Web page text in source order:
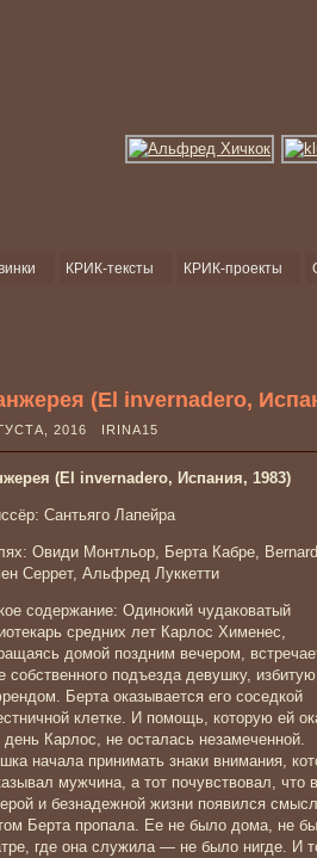
КРИК-тексты КРИК-проекты
(El invernadero,
2016 IRINA15
(El invernadero, Испания, 1983)
Сантьяго Лапейра
Овиди Монтльор, Берта Кабре,
Серрет, Альфред Луккетти
содержание: Одинокий чудаковатый
средних лет Карлос Хименес,
домой поздним вечером,
собственного подъезда девушку,
Берта оказывается его соседкой
клетке. И помощь, которую ей
день Карлос, не осталась незамеченной.
начала принимать знаки внимания,
мужчина, а тот почувствовал, что в
и безнадежной жизни появился
Берта пропала. Ее не было дома, не
где она служила — не было нигде. И